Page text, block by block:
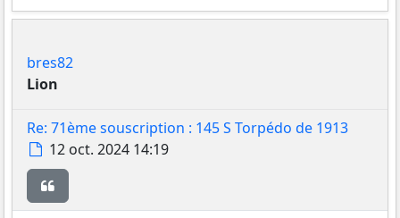
bres82
Lion
Re: 71ème souscription : 145 S Torpédo de 1913
Message
12 oct. 2024 14:19